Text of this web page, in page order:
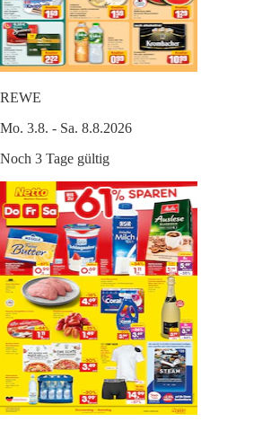
REWE
Mo. 3.8. - Sa. 8.8.2026
Noch 3 Tage gültig